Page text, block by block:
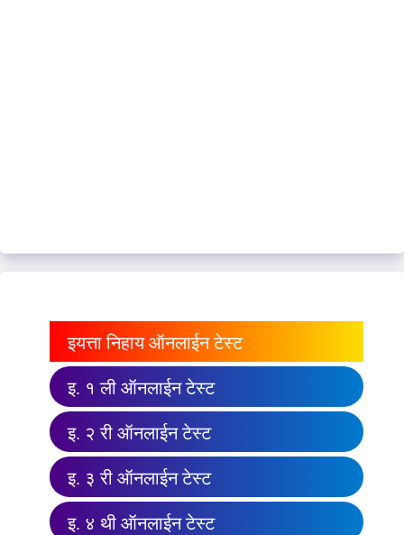
इयत्ता निहाय ऑनलाईन टेस्ट
इ. १ ली ऑनलाईन टेस्ट
इ. २ री ऑनलाईन टेस्ट
इ. ३ री ऑनलाईन टेस्ट
इ. ४ थी ऑनलाईन टेस्ट